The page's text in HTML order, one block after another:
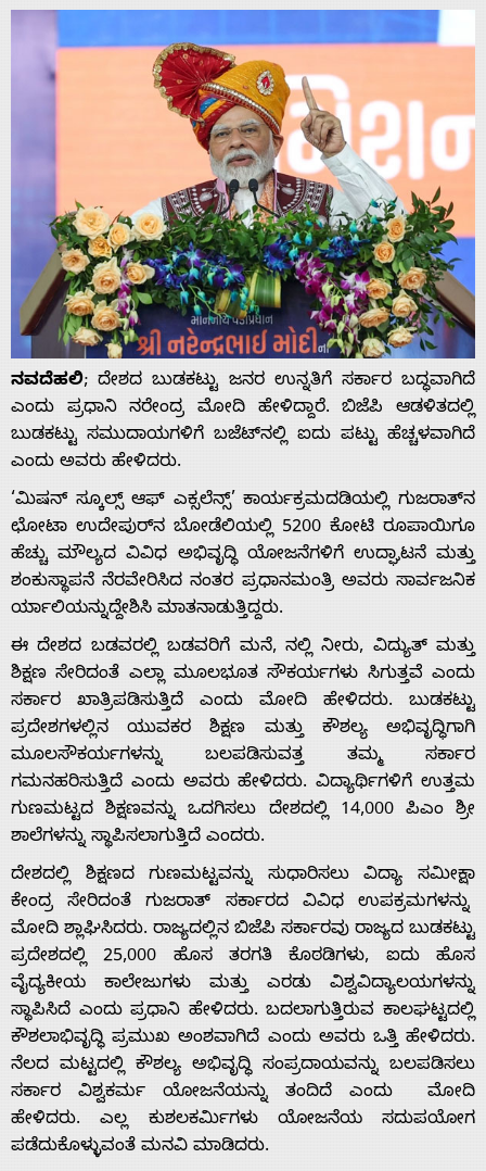
Home
About
Us
Advertise
With
s
Contact
ನವದೆಹಲಿ; ದೇಶದ ಬುಡಕಟ್ಟು ಜನರ ಉನ್ನತಿಗೆ ಸರ್ಕಾರ ಬದ್ಧವಾಗಿದೆ
ಎಂದು ಪ್ರಧಾನಿ ನರೇಂದ್ರ ಮೋದಿ ಹೇಳಿದ್ದಾರೆ. ಬಿಜೆಪಿ ಆಡಳಿತದಲ್ಲಿ
ಬುಡಕಟ್ಟು ಸಮುದಾಯಗಳಿಗೆ ಬಜೆಟ್‌ನಲ್ಲಿ ಐದು ಪಟ್ಟು ಹೆಚ್ಚಳವಾಗಿದೆ
ಎಂದು ಅವರು ಹೇಳಿದರು.
‘ಮಿಷನ್ ಸ್ಕೂಲ್ಸ್ ಆಫ್ ಎಕ್ಸಲೆನ್ಸ್’ ಕಾರ್ಯಕ್ರಮದಡಿಯಲ್ಲಿ ಗುಜರಾತ್‌ನ
ಛೋಟಾ ಉದೇಪುರ್‌ನ ಬೋಡೆಲಿಯಲ್ಲಿ 5200 ಕೋಟಿ ರೂಪಾಯಿಗೂ
ಹೆಚ್ಚು ಮೌಲ್ಯದ ವಿವಿಧ ಅಭಿವೃದ್ಧಿ ಯೋಜನೆಗಳಿಗೆ ಉದ್ಘಾಟನೆ ಮತ್ತು
ಶಂಕುಸ್ಥಾಪನೆ ನೆರವೇರಿಸಿದ ನಂತರ ಪ್ರಧಾನಮಂತ್ರಿ ಅವರು ಸಾರ್ವಜನಿಕ
ರ್ಯಾಲಿಯನ್ನುದ್ದೇಶಿಸಿ ಮಾತನಾಡುತ್ತಿದ್ದರು.
ಈ ದೇಶದ ಬಡವರಲ್ಲಿ ಬಡವರಿಗೆ ಮನೆ, ನಲ್ಲಿ ನೀರು, ವಿದ್ಯುತ್ ಮತ್ತು
ಶಿಕ್ಷಣ ಸೇರಿದಂತೆ ಎಲ್ಲಾ ಮೂಲಭೂತ ಸೌಕರ್ಯಗಳು ಸಿಗುತ್ತವೆ ಎಂದು
ಸರ್ಕಾರ ಖಾತ್ರಿಪಡಿಸುತ್ತಿದೆ ಎಂದು ಮೋದಿ ಹೇಳಿದರು. ಬುಡಕಟ್ಟು
ಪ್ರದೇಶಗಳಲ್ಲಿನ ಯುವಕರ ಶಿಕ್ಷಣ ಮತ್ತು ಕೌಶಲ್ಯ ಅಭಿವೃದ್ಧಿಗಾಗಿ
ಮೂಲಸೌಕರ್ಯಗಳನ್ನು ಬಲಪಡಿಸುವತ್ತ ತಮ್ಮ ಸರ್ಕಾರ
ಗಮನಹರಿಸುತ್ತಿದೆ ಎಂದು ಅವರು ಹೇಳಿದರು. ವಿದ್ಯಾರ್ಥಿಗಳಿಗೆ ಉತ್ತಮ
ಗುಣಮಟ್ಟದ ಶಿಕ್ಷಣವನ್ನು ಒದಗಿಸಲು ದೇಶದಲ್ಲಿ 14,000 ಪಿಎಂ ಶ್ರೀ
ಶಾಲೆಗಳನ್ನು ಸ್ಥಾಪಿಸಲಾಗುತ್ತಿದೆ ಎಂದರು.
ದೇಶದಲ್ಲಿ ಶಿಕ್ಷಣದ ಗುಣಮಟ್ಟವನ್ನು ಸುಧಾರಿಸಲು ವಿದ್ಯಾ ಸಮೀಕ್ಷಾ
ಕೇಂದ್ರ ಸೇರಿದಂತೆ ಗುಜರಾತ್ ಸರ್ಕಾರದ ವಿವಿಧ ಉಪಕ್ರಮಗಳನ್ನು
ಮೋದಿ ಶ್ಲಾಘಿಸಿದರು. ರಾಜ್ಯದಲ್ಲಿನ ಬಿಜೆಪಿ ಸರ್ಕಾರವು ರಾಜ್ಯದ ಬುಡಕಟ್ಟು
ಪ್ರದೇಶದಲ್ಲಿ 25,000 ಹೊಸ ತರಗತಿ ಕೊಠಡಿಗಳು, ಐದು ಹೊಸ
ವೈದ್ಯಕೀಯ ಕಾಲೇಜುಗಳು ಮತ್ತು ಎರಡು ವಿಶ್ವವಿದ್ಯಾಲಯಗಳನ್ನು
ಸ್ಥಾಪಿಸಿದೆ ಎಂದು ಪ್ರಧಾನಿ ಹೇಳಿದರು. ಬದಲಾಗುತ್ತಿರುವ ಕಾಲಘಟ್ಟದಲ್ಲಿ
ಕೌಶಲಾಭಿವೃದ್ಧಿ ಪ್ರಮುಖ ಅಂಶವಾಗಿದೆ ಎಂದು ಅವರು ಒತ್ತಿ ಹೇಳಿದರು.
ನೆಲದ ಮಟ್ಟದಲ್ಲಿ ಕೌಶಲ್ಯ ಅಭಿವೃದ್ಧಿ ಸಂಪ್ರದಾಯವನ್ನು ಬಲಪಡಿಸಲು
ಸರ್ಕಾರ ವಿಶ್ವಕರ್ಮ ಯೋಜನೆಯನ್ನು ತಂದಿದೆ ಎಂದು ಮೋದಿ
ಹೇಳಿದರು. ಎಲ್ಲ ಕುಶಲಕರ್ಮಿಗಳು ಯೋಜನೆಯ ಸದುಪಯೋಗ
ಪಡೆದುಕೊಳ್ಳುವಂತೆ ಮನವಿ ಮಾಡಿದರು.